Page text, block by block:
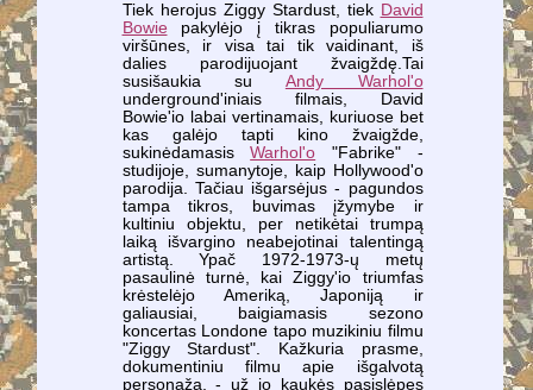
Tiek herojus Ziggy Stardust, tiek David
Bowiepakylėjo į tikras populiarumo
viršūnes, ir visa tai tik vaidinant, iš
dalies parodijuojant žvaigždę.Tai
susišaukia su Andy Warhol'o
underground'iniais filmais, David
Bowie'io labai vertinamais, kuriuose bet
kas galėjo tapti kino žvaigžde,
sukinėdamasisWarhol'o "Fabrike" -
studijoje, sumanytoje, kaip Hollywood'o
parodija. Tačiau išgarsėjus - pagundos
tampa tikros, buvimas įžymybe ir
kultiniu objektu, per netikėtai trumpą
laiką išvargino neabejotinai talentingą
artistą. Ypač 1972-1973-ų metų
pasaulinė turnė, kai Ziggy'io triumfas
krėstelėjo Ameriką, Japoniją ir
galiausiai, baigiamasis sezono
koncertas Londone tapo muzikiniu filmu
"Ziggy Stardust". Kažkuria prasme,
dokumentiniu filmu apie išgalvotą
personažą, - už jo kaukės pasislėpęs